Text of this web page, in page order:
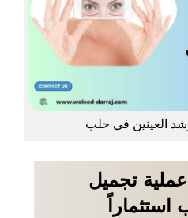
العينين في حلب
تجميل